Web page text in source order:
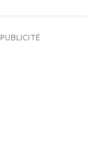
PUBLICITÉ